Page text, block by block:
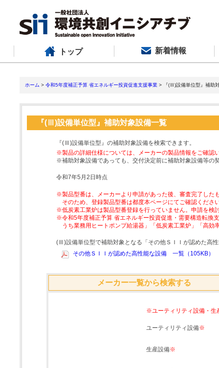
トップ 新着情報
ホーム > 令和5年度補正予算 省エネルギー投資促進支援事業 > 『(Ⅲ)設備単位型』補助
『(Ⅲ)設備単位型』補助対象設備一覧
『(Ⅲ)設備単位型』の補助対象設備を検索できます。
※製品の詳細仕様については、メーカーの製品情報をご確認
※補助対象設備であっても、交付決定前に補助対象設備等の
令和7年5月2日時点
※製品型番は、メーカーより申請があった後、審査完了した
そのため、登録製品型番は都度本ページにてご確認くださ
※低炭素工業炉は製品型番登録を行っていません。申請を検
※令和5年度補正予算 省エネルギー投資促進・需要構造転換
うち業務用ヒートポンプ給湯器」「低炭素工業炉」「高
(Ⅲ)設備単位型で補助対象となる「その他ＳＩＩが認めた高
その他ＳＩＩが認めた高性能な設備 一覧（105KB）
メーカー一覧から検索する
※ユーティリティ設備・生
ユーティリティ設備※
生産設備※